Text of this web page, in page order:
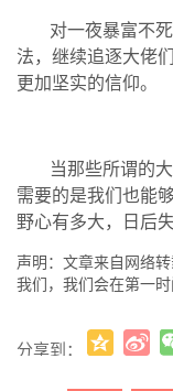
对一夜暴富不
法，继续追逐大佬
更加坚实的信仰。
当那些所谓的
需要的是我们也能
野心有多大，日后
声明：文章来自网络
我们，我们会在第一时
分享到：